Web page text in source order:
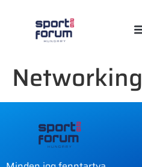
Networking